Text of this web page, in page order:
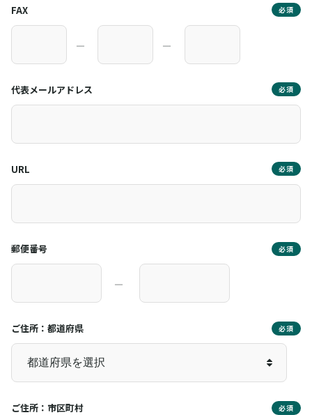
FAX 必須
― ―
代表メールアドレス 必須
URL 必須
郵便番号 必須
―
ご住所：都道府県 必須
ご住所：市区町村 必須